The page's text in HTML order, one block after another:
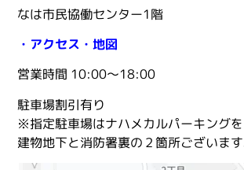
なは市民協働センター1階
・アクセス・地図
営業時間 10:00〜18:00
駐車場割引有り
※指定駐車場はナハメカルパーキングを
建物地下と消防署裏の２箇所ございます